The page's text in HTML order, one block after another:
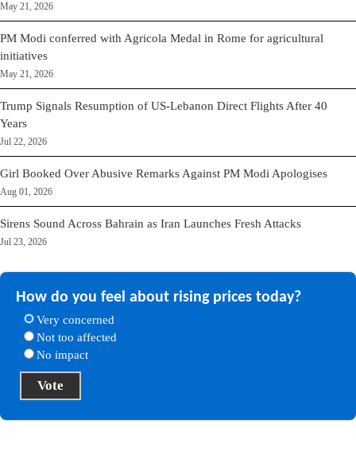
May 21, 2026
PM Modi conferred with Agricola Medal in Rome for agricultural
initiatives
May 21, 2026
Trump Signals Resumption of US-Lebanon Direct Flights After 40
Years
Jul 22, 2026
Girl Booked Over Abusive Remarks Against PM Modi Apologises
Aug 01, 2026
Sirens Sound Across Bahrain as Iran Launches Fresh Attacks
Jul 23, 2026
How do you feel about rising prices today?
Very concerned
Not too affected
No impact